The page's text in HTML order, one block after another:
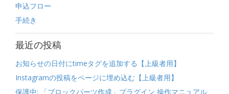
最近の投稿
お知らせの日付にtimeタグを追加する【上級者用】
Instagramの投稿をページに埋め込む【上級者用】
保護中: 「ブロックパーツ作成」プラグイン 操作マニュアル
手続き
申込フロー